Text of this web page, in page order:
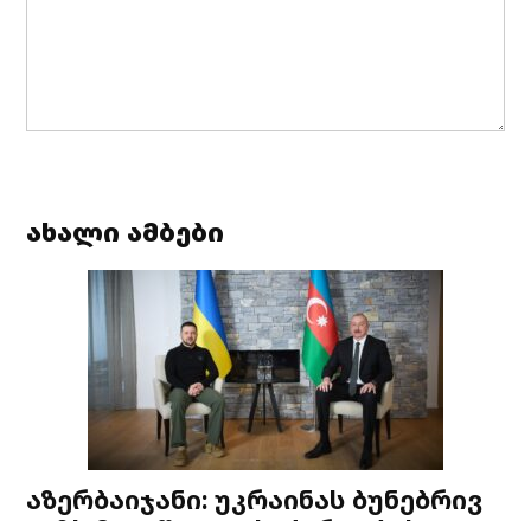
ახალი ამბები
აზერბაიჯანი: უკრაინას ბუნებრივ